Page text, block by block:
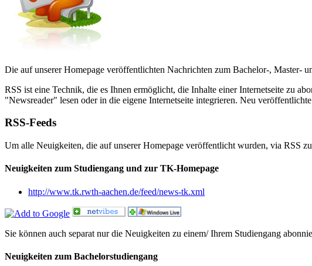
Die auf unserer Homepage veröffentlichten Nachrichten zum Bachelor-, Master-
RSS ist eine Technik, die es Ihnen ermöglicht, die Inhalte einer Internetseite zu
"Newsreader" lesen oder in die eigene Internetseite integrieren. Neu
RSS-Feeds
Um alle Neuigkeiten, die auf unserer Homepage veröffentlicht wurden, via RSS
Neuigkeiten zum Studiengang und zur TK-Homepage
http://www.tk.rwth-aachen.de/feed/news-tk.xml
Sie können auch separat nur die Neuigkeiten zu einem/ Ihrem Studiengang
Neuigkeiten zum Bachelorstudiengang